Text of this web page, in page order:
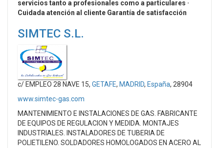
servicios tanto a profesionales como a particulares ·
Cuidada atención al cliente Garantía de satisfacción
SIMTEC S.L.
c/ EMPLEO 28 NAVE 15, GETAFE, MADRID, España, 28904
www.simtec-gas.com
MANTENIMIENTO E INSTALACIONES DE GAS. FABRICANTE
DE EQUIPOS DE REGULACION Y MEDIDA. MONTAJES
INDUSTRIALES. INSTALADORES DE TUBERIA DE
POLIETILENO. SOLDADORES HOMOLOGADOS EN ACERO AL